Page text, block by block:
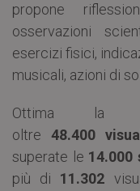
propone
osservazioni
esercizi fisici,
musicali, azioni di
Ottima la
oltre 48.400
superate le 14.000
più di 11.302